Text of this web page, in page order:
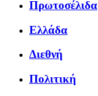
Πρωτοσέλιδα
Ελλάδα
Διεθνή
Πολιτική